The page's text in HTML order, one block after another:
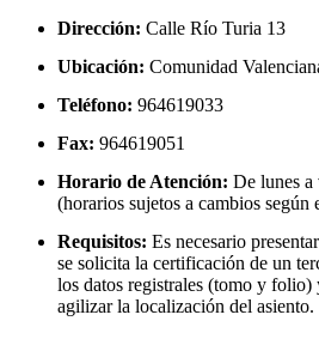
Dirección: Calle Río Turia 13
Ubicación: Comunidad
Teléfono: 964619033
Fax: 964619051
Horario de Atención: De lunes a
(horarios sujetos a cambios según
Requisitos: Es necesario
se solicita la certificación de un
los datos registrales (tomo y
agilizar la localización del asiento.